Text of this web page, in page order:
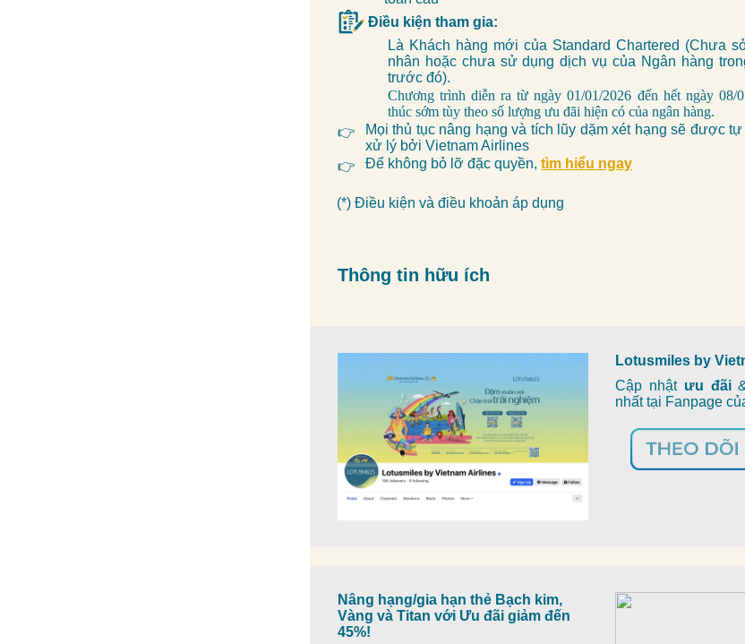
Điều kiện tham gia:
Là Khách hàng mới của Standard Chartered (Chưa
nhân hoặc chưa sử dụng dịch vụ của Ngân hàng
trước đó).
Chương trình diễn ra từ ngày 01/01/2026 đến hết ngày 08/
thúc sớm tùy theo số lượng ưu đãi hiện có của ngân hàng.
👉
Mọi thủ tục nâng hạng và tích lũy dặm xét hạng sẽ được
xử lý bởi Vietnam Airlines
👉
Để không bỏ lỡ đặc quyền, tìm hiểu ngay
(*) Điều kiện và điều khoản áp dụng
Thông tin hữu ích
Lotusmiles by
Cập nhật ưu đãi
nhất tại Fanpage
Nâng hạng/gia hạn thẻ Bạch kim,
Vàng và Titan với Ưu đãi giảm đến
45%!